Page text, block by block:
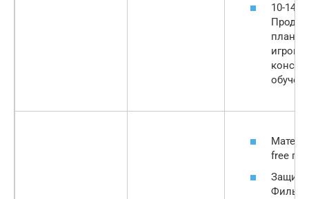
10-14
free
Фильтр